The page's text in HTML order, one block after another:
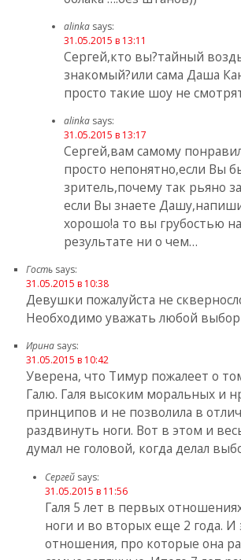
alinka says:
31.05.2015 в 13:11
Сергей,кто вы?тайный
знакомый?или сама Даша
просто такие шоу не
alinka says:
31.05.2015 в 13:17
Сергей,вам самому
просто непонятно,если Вы
зритель,почему так рьяно
если Вы знаете
хорошо!а то вы грубостью
результате ни о чем…
Гость says:
31.05.2015 в 10:38
Девушки пожалуйста не
Необходимо уважать любой выбор
Ирина says:
31.05.2015 в 10:42
Уверена, что Тимур пожалеет о
Галю. Галя высоким моральных и
принципов и не позволила в
раздвинуть ноги. Вот в этом и
думал не головой, когда делал
Сергей says:
31.05.2015 в 11:56
Галя 5 лет в первых
ноги и во вторых еще 2 года. И
отношения, про которые она